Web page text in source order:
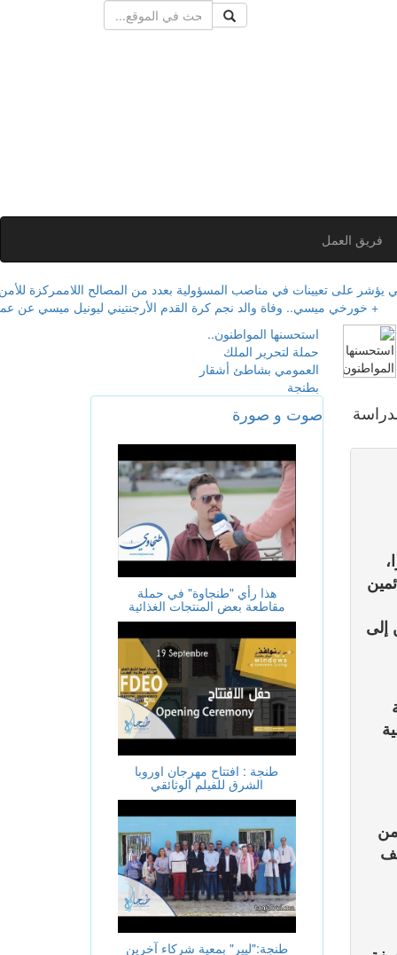
فريق العمل
على تعيينات في مناصب المسؤولية بعدد من المصالح اللاممركزة للأمن
+ خورخي ميسي.. وفاة والد نجم كرة القدم الأرجنتيني ليونيل ميسي عن عمر 68
استحسنها المواطنون..
حملة لتحرير الملك
العمومي بشاطئ أشقار
في 15 ألف
صوت و صورة
هذا رأي "طنجاوة" في حملة
مقاطعة بعض المنتجات الغذائية
طنجة : افتتاح مهرجان اوروبا
الشرق للفيلم الوثائقي